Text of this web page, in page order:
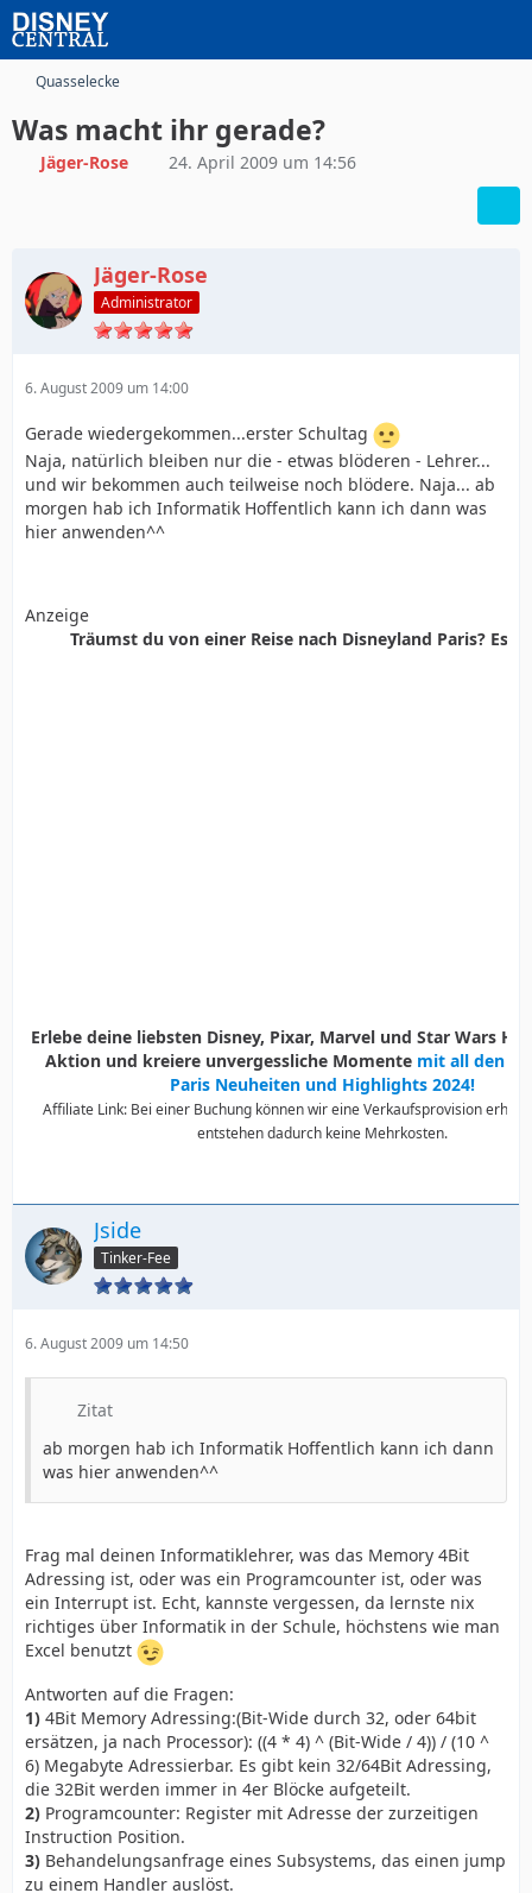
Quasselecke
Was macht ihr gerade?
Jäger-Rose 24. April 2009 um 14:56
Jäger-Rose
Administrator
6. August 2009 um 14:00
Gerade wiedergekommen...erster Schultag
Naja, natürlich bleiben nur die - etwas blöderen - Lehrer...
und wir bekommen auch teilweise noch blödere. Naja... ab
morgen hab ich Informatik Hoffentlich kann ich dann was
hier anwenden^^
Anzeige
Träumst du von einer Reise nach Disneyland Paris? Es
Erlebe deine liebsten Disney, Pixar, Marvel und Star Wars
Aktion und kreiere unvergessliche Momente mit all den
Paris Neuheiten und Highlights 2024!
Affiliate Link: Bei einer Buchung können wir eine Verkaufsprovision
entstehen dadurch keine Mehrkosten.
Jside
Tinker-Fee
6. August 2009 um 14:50
Zitat
ab morgen hab ich Informatik Hoffentlich kann ich dann
was hier anwenden^^
Frag mal deinen Informatiklehrer, was das Memory 4Bit
Adressing ist, oder was ein Programcounter ist, oder was
ein Interrupt ist. Echt, kannste vergessen, da lernste nix
richtiges über Informatik in der Schule, höchstens wie man
Excel benutzt
Antworten auf die Fragen:
1) 4Bit Memory Adressing:(Bit-Wide durch 32, oder 64bit
ersätzen, ja nach Processor): ((4 * 4) ^ (Bit-Wide / 4)) / (10 ^
6) Megabyte Adressierbar. Es gibt kein 32/64Bit Adressing,
die 32Bit werden immer in 4er Blöcke aufgeteilt.
2) Programcounter: Register mit Adresse der zurzeitigen
Instruction Position.
3) Behandelungsanfrage eines Subsystems, das einen jump
zu einem Handler auslöst.